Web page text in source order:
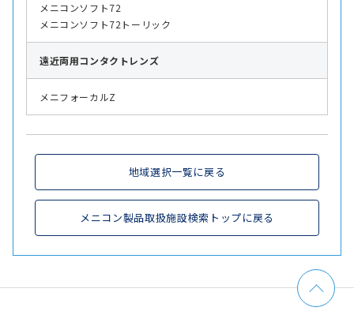
メニコンソフト72
メニコンソフト72トーリック
遠近両用コンタクトレンズ
メニフォーカルZ
地域選択一覧に戻る
メニコン製品取扱施設検索トップに戻る